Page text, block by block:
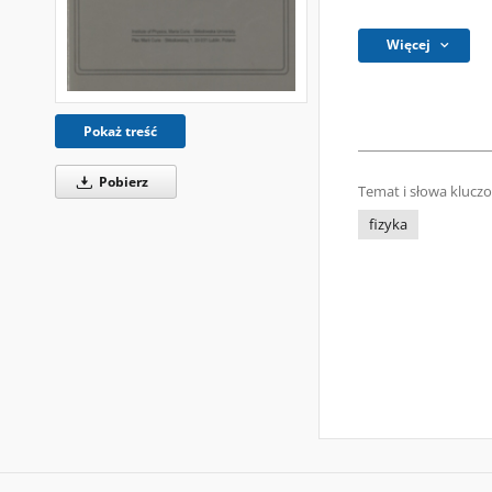
Pokaż treść
Pobierz
Więcej
Temat i słowa
fizyka